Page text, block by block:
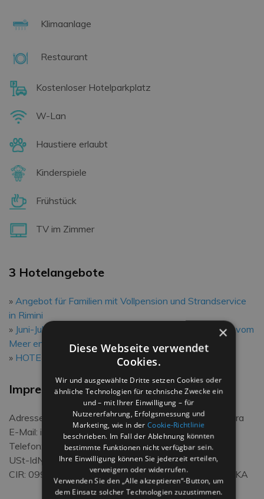
Klimaanlage
Restaurant
Kostenloser Hotelparkplatz
W-Lan
Haustiere erlaubt
Kinderspiele
Frühstück
TV im Zimmer
3 Hotelangebote
Angebot für Familien mit Vollpension und Strandservice
in Rimini
Juni-Juli-Angebot in einem Hotel nur wenige Schritte vom
Meer entfernt in Rimini
HOTEL EUGENIO, Ihre Hause am Meer in Rimini!
Impressum
Adresse: Viale Lazzaro Papi, 16 - Rimini - Torre Pedrera
E-Mail: info@hoteleugenio.eu
Telefon: +390541721442
USt-IdNr: 02034680401
CIR: 099014-AL-00604 / CIN: IT099014A1FGENZTKA
×
Diese Webseite verwendet
Cookies.
Wir und ausgewählte Dritte setzen Cookies oder
ähnliche Technologien für technische Zwecke ein
und – mit Ihrer Einwilligung – für
Nutzererfahrung, Erfolgsmessung und
Marketing, wie in derCookie-Richtlinie
beschrieben. Im Fall der Ablehnung könnten
bestimmte Funktionen nicht verfügbar sein.
Ihre Einwilligung können Sie jederzeit erteilen,
verweigern oder widerrufen.
Verwenden Sie den „Alle akzeptieren“-Button, um
dem Einsatz solcher Technologien zuzustimmen.